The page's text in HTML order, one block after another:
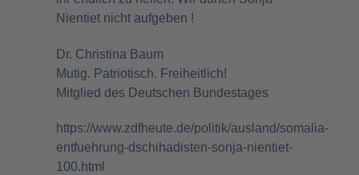
Nientiet nicht aufgeben !
Dr. Christina Baum
Mutig. Patriotisch. Freiheitlich!
Mitglied des Deutschen Bundestages
https://www.zdfheute.de/politik/ausland/somalia-
entfuehrung-dschihadisten-sonja-nientiet-
100.html